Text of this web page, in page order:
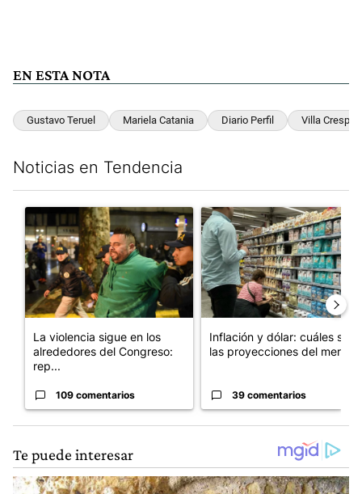
EN ESTA NOTA
Gustavo Teruel Mariela Catania Diario Perfil Villa Crespo
Noticias en Tendencia
Un artículo de tendencia con el título "La violencia sigue en
La violencia sigue en los
alrededores del Congreso:
rep...
109 comentarios
Un artículo de tendencia con
Inflación y dólar: cuáles son
las proyecciones del merc...
39 comentarios